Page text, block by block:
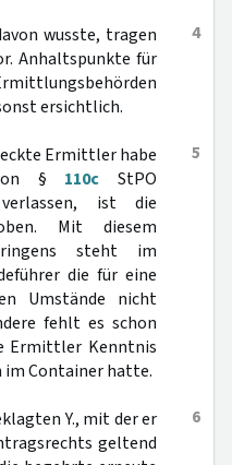
4
wusste, tragen
Anhaltspunkte für
ersichtlich.
5
Ermittler habe
§ 110c StPO
ist die
Mit diesem
steht im
die für eine
Umstände nicht
fehlt es schon
Ermittler Kenntnis
im Container hatte.
6
Y., mit der er
geltend